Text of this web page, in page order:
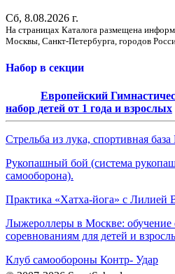
Сб, 8.08.2026 г.
На страницах Каталога размещена
Москвы, Санкт-Петербурга, городов
Набор в секции
Европейский
набор детей от 1 года и взрослых
Стрельба из лука, спортивная
Рукопашный бой (система
самооборона).
Практика «Хатха-йога» с Лилией
Лыжероллеры в Москве: обучение
соревнованиям для детей и
Клуб самообороны Контр- Удар